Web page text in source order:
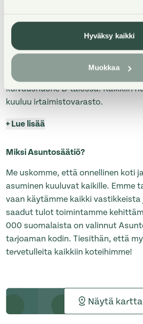
Hyväksy kaikki
Muokkaa
25M nettiliittymä sisältyy
vuokrattavissa pihalta tai hallista
mukaan.
Talosta löytyy pesutupa ja
kuivaushuone D-talossa. Kaikkiin
kuuluu irtaimistovarasto.
+Lue lisää
Miksi Asuntosäätiö?
Me uskomme, että onnellinen koti
asuminen kuuluvat kaikille. Emme
vaan käytämme kaikki
saadut tulot toimintamme
000 suomalaista on valinnut
tarjoaman kodin. Tiesithän, että
tervetulleita kaikkiin koteihimme!
Näytä kartta